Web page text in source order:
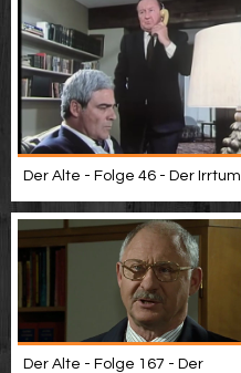
Der Alte - Folge 46 - Der Irrtum
Der Alte - Folge 167 - Der